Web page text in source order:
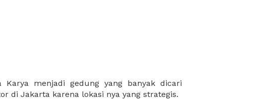
di Jakarta karena lokasi nya yang strategis.